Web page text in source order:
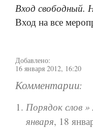
Вход свободный.
Вход на все
Добавлено:
16 января 2012, 16:20
Комментарии:
Порядок слов
января, 18